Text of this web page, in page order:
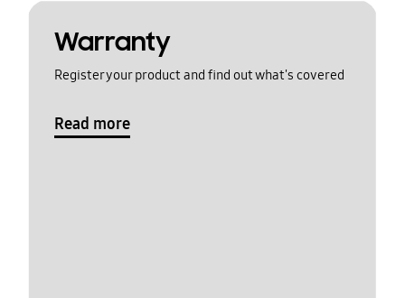
Warranty
Register your product and find out what's covered
Read more